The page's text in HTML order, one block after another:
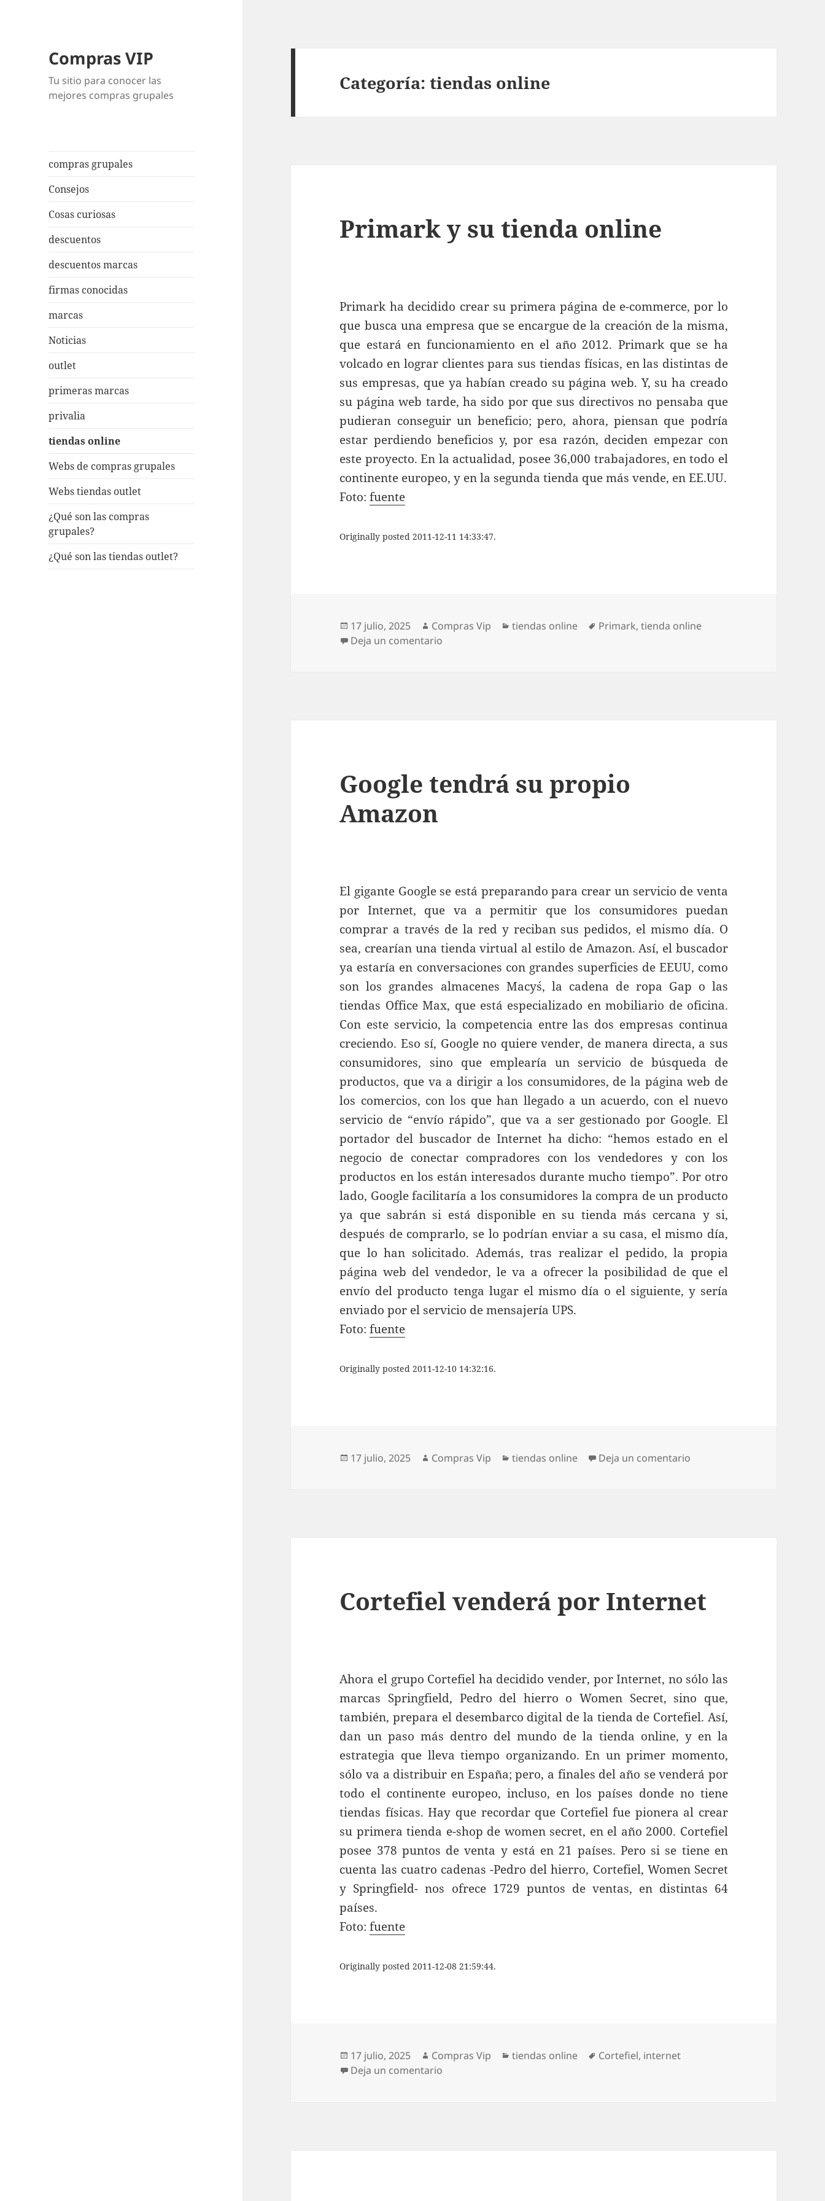
Compras VIP
Tu sitio para conocer las
mejores compras grupales
compras grupales
Consejos
Cosas curiosas
descuentos
descuentos marcas
firmas conocidas
marcas
Noticias
outlet
primeras marcas
privalia
tiendas online
Webs de compras grupales
Webs tiendas outlet
¿Qué son las compras
grupales?
¿Qué son las tiendas outlet?
Categoría:tiendas online
Primark y su tienda online
Primark ha decidido crear su primera página de e-commerce, por lo
que busca una empresa que se encargue de la creación de la misma,
que estará en funcionamiento en el año 2012. Primark que se ha
volcado en lograr clientes para sus tiendas físicas, en las distintas de
sus empresas, que ya habían creado su página web. Y, su ha creado
su página web tarde, ha sido por que sus directivos no pensaba que
pudieran conseguir un beneficio; pero, ahora, piensan que podría
estar perdiendo beneficios y, por esa razón, deciden empezar con
este proyecto. En la actualidad, posee 36,000 trabajadores, en todo el
continente europeo, y en la segunda tienda que más vende, en EE.UU.
Foto:fuente
Originally posted 2011-12-11 14:33:47.
Publicado
el
17 julio, 2025 Autor
Compras Vip Categorías
tiendas online Etiquetas
Primark,tienda online
Deja un comentario
Google tendrá su propio
Amazon
El gigante Google se está preparando para crear un servicio de venta
por Internet, que va a permitir que los consumidores puedan
comprar a través de la red y reciban sus pedidos, el mismo día. O
sea, crearían una tienda virtual al estilo de Amazon. Así, el buscador
ya estaría en conversaciones con grandes superficies de EEUU, como
son los grandes almacenes Macy´s, la cadena de ropa Gap o las
tiendas Office Max, que está especializado en mobiliario de oficina.
Con este servicio, la competencia entre las dos empresas continua
creciendo. Eso sí, Google no quiere vender, de manera directa, a sus
consumidores, sino que emplearía un servicio de búsqueda de
productos, que va a dirigir a los consumidores, de la página web de
los comercios, con los que han llegado a un acuerdo, con el nuevo
servicio de “envío rápido”, que va a ser gestionado por Google. El
portador del buscador de Internet ha dicho: “hemos estado en el
negocio de conectar compradores con los vendedores y con los
productos en los están interesados durante mucho tiempo”. Por otro
lado, Google facilitaría a los consumidores la compra de un producto
ya que sabrán si está disponible en su tienda más cercana y si,
después de comprarlo, se lo podrían enviar a su casa, el mismo día,
que lo han solicitado. Además, tras realizar el pedido, la propia
página web del vendedor, le va a ofrecer la posibilidad de que el
envío del producto tenga lugar el mismo día o el siguiente, y sería
enviado por el servicio de mensajería UPS.
Foto:fuente
Originally posted 2011-12-10 14:32:16.
Publicado
17 julio, 2025 Autor
Compras Vip Categorías
tiendas online Deja un comentario
Cortefiel venderá por Internet
Ahora el grupo Cortefiel ha decidido vender, por Internet, no sólo las
marcas Springfield, Pedro del hierro o Women Secret, sino que,
también, prepara el desembarco digital de la tienda de Cortefiel. Así,
dan un paso más dentro del mundo de la tienda online, y en la
estrategia que lleva tiempo organizando. En un primer momento,
sólo va a distribuir en España; pero, a finales del año se venderá por
todo el continente europeo, incluso, en los países donde no tiene
tiendas físicas. Hay que recordar que Cortefiel fue pionera al crear
su primera tienda e-shop de women secret, en el año 2000. Cortefiel
posee 378 puntos de venta y está en 21 países. Pero si se tiene en
cuenta las cuatro cadenas -Pedro del hierro, Cortefiel, Women Secret
y Springfield- nos ofrece 1729 puntos de ventas, en distintas 64
países.
Foto:fuente
Originally posted 2011-12-08 21:59:44.
Publicado
el
17 julio, 2025 Autor
Compras Vip Categorías
tiendas online Etiquetas
Cortefiel, internet
Deja un comentario